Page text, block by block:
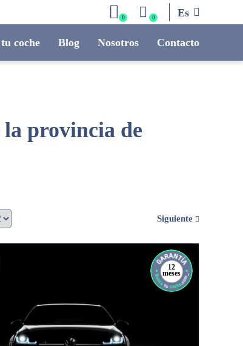
0 0 Es
coche Blog Nosotros Contacto
la provincia de
Siguiente
12
meses